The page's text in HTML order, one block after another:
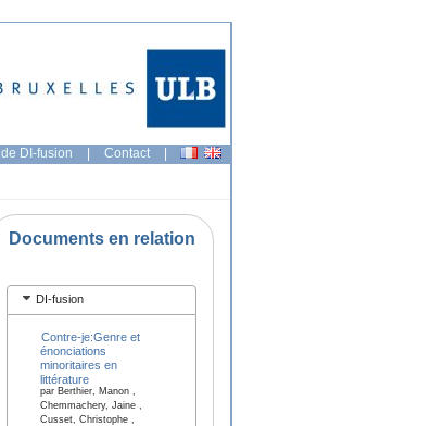
DI-fusion | Contact |
Documents en relation
DI-fusion
Contre-je:Genre et
énonciations
minoritaires en
littérature
par Berthier, Manon ,
Chemmachery, Jaine ,
Cusset, Christophe ,